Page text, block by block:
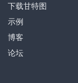
下载甘特图
示例
博客
论坛